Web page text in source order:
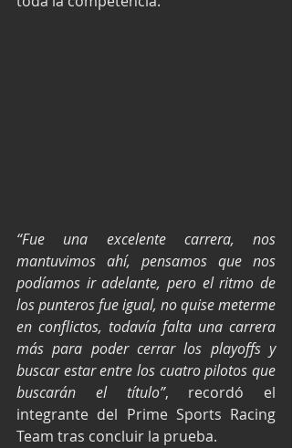
“Fue una excelente carrera, nos
mantuvimos ahí, pensamos que nos
podíamos ir adelante, pero el ritmo de
los punteros fue igual, no quise meterme
en conflictos, todavía falta una carrera
más para poder cerrar los playoffs y
buscar estar entre los cuatro pilotos que
buscarán el título”, recordó el
integrante del Prime Sports Racing
Team tras concluir la prueba.